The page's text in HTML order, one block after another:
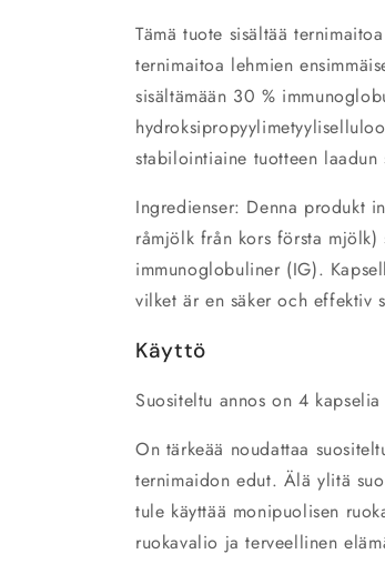
Tämä tuote sisältää
ternimaitoa lehmien
sisältämään 30 %
stabilointiaine tuotteen laadun
Ingredienser: Denna produkt
råmjölk från kors första
immunoglobuliner (IG).
vilket är en säker och effektiv
Käyttö
Suositeltu annos on 4 kapselia
On tärkeää noudattaa
ternimaidon edut. Älä ylitä
tule käyttää monipuolisen
ruokavalio ja terveellinen